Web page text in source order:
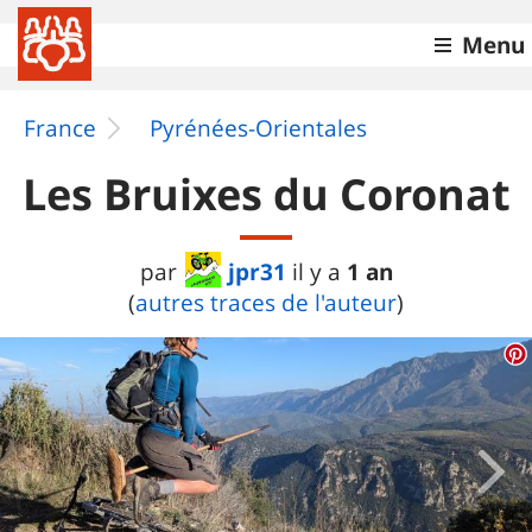
Menu
France Pyrénées-Orientales
Les Bruixes du Coronat
par jpr31 il y a 1 an
(autres traces de l'auteur)